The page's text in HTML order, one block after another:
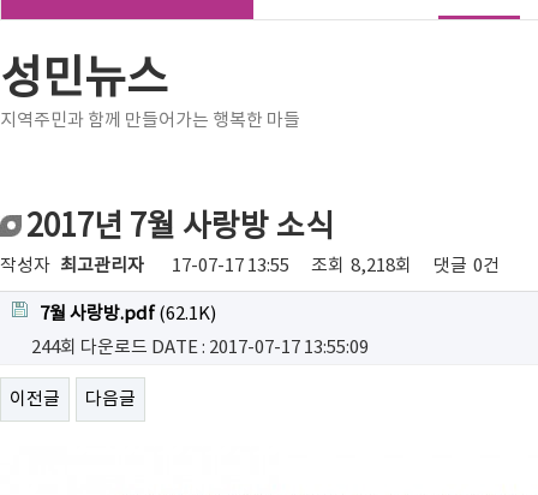
성민뉴스
지역주민과 함께 만들어가는 행복한 마들
2017년 7월 사랑방 소식
작성자 최고관리자 17-07-17 13:55 조회 8,218회 댓글 0건
7월 사랑방.pdf (62.1K)
244회 다운로드 DATE : 2017-07-17 13:55:09
이전글 다음글